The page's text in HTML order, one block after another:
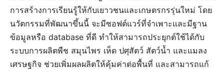
การสร้างการเรียนรู้ให้กับเยาวชนและเกษตรกรรุ่นใหม่ โดย
นวัตกรรมที่พัฒนาขึ้นนี้ จะมีซอฟต์แวร์ที่จำเพาะและมีฐาน
ข้อมูลหรือ database ที่ดี ทำให้สามารถประยุกต์ใช้ได้กับ
ระบบการผลิตพืช สมุนไพร เห็ด ปศุสัตว์ สัตว์น้ำ และแมลง
เศรษฐกิจ ช่วยเพิ่มผลผลิตให้คุ้มค่าต่อพื้นที่ และสามารถแก้